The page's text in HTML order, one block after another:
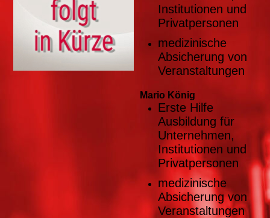
Institutionen und
Privatpersonen
medizinische
Absicherung von
Veranstaltungen
Mario König
Erste Hilfe
Ausbildung für
Unternehmen,
Institutionen und
Privatpersonen
medizinische
Absicherungvon
Veranstaltungen